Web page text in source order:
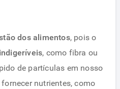
dos alimentos, pois o
, como fibra ou
de partículas em nosso
nutrientes, como